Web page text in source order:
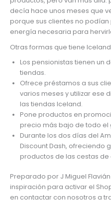
decía hace unos meses que
porque sus clientes no
energía necesaria para
Otras formas que tiene
Los pensionistas tienen un
tiendas.
Ofrece préstamos a sus
varios meses y utilizar ese
las tiendas Iceland.
Pone productos en
precio más bajo de todo el
Durante los dos días del
Discount Dash, ofreciendo
productos de las cestas
Preparado por J Miguel
inspiración para activar el
en contactar con nosotros a